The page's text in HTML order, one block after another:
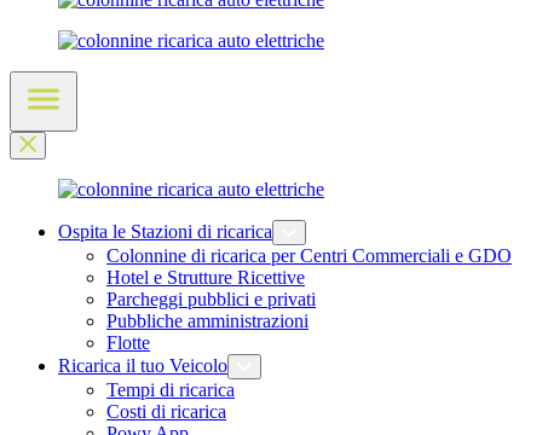
Ospita le Stazioni di ricarica
Colonnine di ricarica per Centri Commerciali e GDO
Hotel e Strutture Ricettive
Parcheggi pubblici e privati
Pubbliche amministrazioni
Flotte
Ricarica il tuo Veicolo
Tempi di ricarica
Costi di ricarica